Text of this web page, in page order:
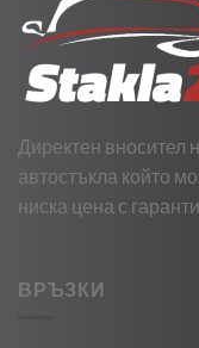
Директен вносител
автостъкла който
ниска цена с
ВРЪЗКИ